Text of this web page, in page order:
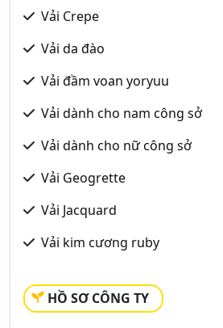
Vải Crepe
Vải da đào
Vải đầm voan yoryuu
Vải dành cho nam công sở
Vải dành cho nữ công sở
Vải Geogrette
Vải Jacquard
Vải kim cương ruby
HỒ SƠ CÔNG TY